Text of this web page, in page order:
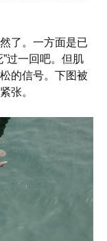
了。一方面是已
过一回吧。但肌
的信号。下图被
张。